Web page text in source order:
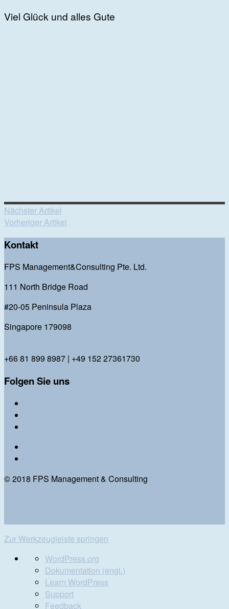
Viel Glück und alles Gute
Nächster Artikel
Vorheriger Artikel
Kontakt
FPS Management&Consulting Pte. Ltd.
111 North Bridge Road
#20-05 Peninsula Plaza
Singapore 179098
+66 81 899 8987 | +49 152 27361730
Folgen Sie uns
© 2018 FPS Management & Consulting
Zur Werkzeugleiste springen
Über
WordPress
WordPress.org
Dokumentation (engl.)
Learn WordPress
Support
Feedback